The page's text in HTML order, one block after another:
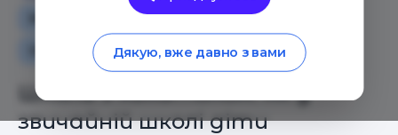
Освіта в Україні
Оглядові статті
Школа з хакатоном. Як у
звичайній школі діти
Дякую, вже давно з вами